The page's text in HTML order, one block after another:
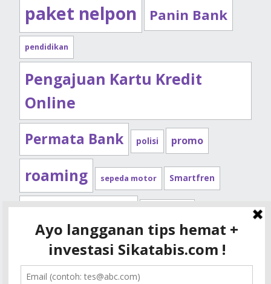
paket nelpon Panin Bank
pendidikan
Pengajuan Kartu Kredit
Online
Permata Bank polisi promo
roaming sepeda motor Smartfren
Standard Chartered syarat kpr
Telkomsel tips kendaraan